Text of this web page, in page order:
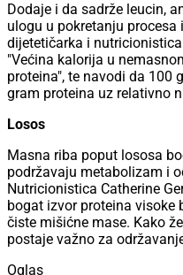
Dodaje i da sadrže leucin,
ulogu u pokretanju
dijetetičarka i
"Većina kalorija u
proteina", te navodi da 100
gram proteina uz relativno
Losos
Masna riba poput lososa
podržavaju metabolizam i
Nutricionistica Catherine
bogat izvor proteina visoke
čiste mišićne mase. Kako
postaje važno za
Oglas